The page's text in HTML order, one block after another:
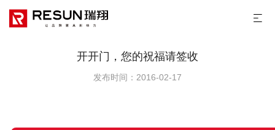
开开门，您的祝福请签收
发布时间：2016-02-17